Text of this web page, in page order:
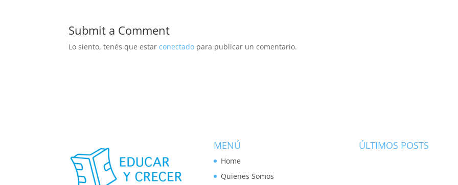
Submit a Comment
Lo siento, tenés que estarconectado para publicar un comentario.
MENÚ
Home
Quienes Somos
ÚLTIMOS POSTS